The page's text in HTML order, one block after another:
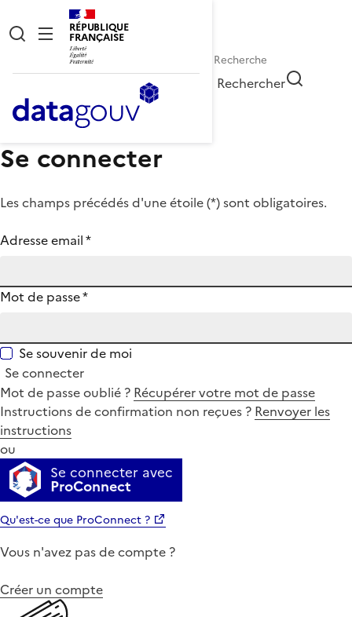
RÉPUBLIQUE
FRANÇAISE
Rechercher
Se connecter
Les champs précédés d'une étoile (*) sont obligatoires.
Adresse email*
Mot de passe*
Se souvenir de moi
Se connecter
Mot de passe oublié ? Récupérer votre mot de passe
Instructions de confirmation non reçues ? Renvoyer les
instructions
ou
Se connecter avec
ProConnect
Qu'est-ce que ProConnect ?
Vous n'avez pas de compte ?
Créer un compte